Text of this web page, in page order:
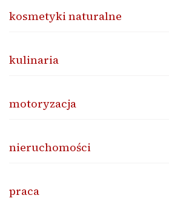
kosmetyki naturalne
kulinaria
motoryzacja
nieruchomości
praca